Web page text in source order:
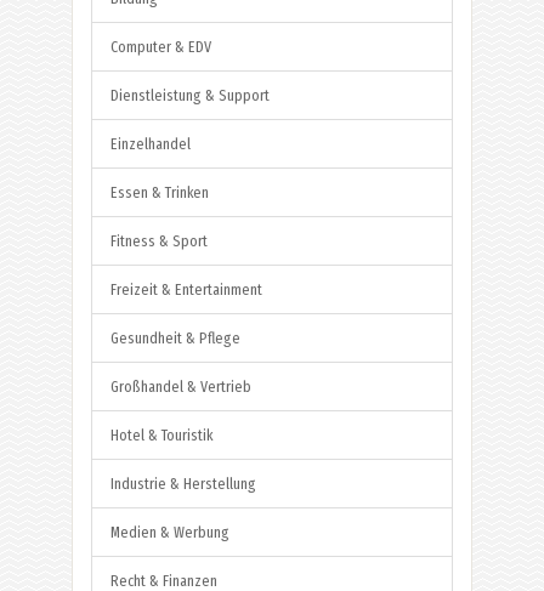
Computer & EDV
Dienstleistung & Support
Einzelhandel
Essen & Trinken
Fitness & Sport
Freizeit & Entertainment
Gesundheit & Pflege
Großhandel & Vertrieb
Hotel & Touristik
Industrie & Herstellung
Medien & Werbung
Recht & Finanzen